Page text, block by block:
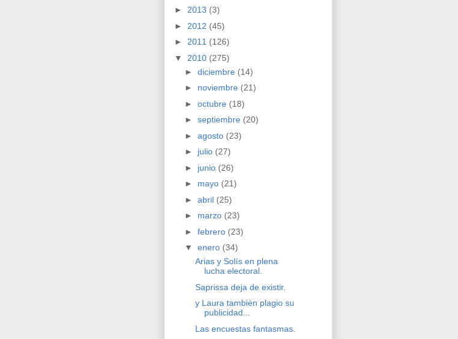
► 2013 (3)
► 2012 (45)
► 2011 (126)
▼ 2010 (275)
► diciembre (14)
► noviembre (21)
► octubre (18)
► septiembre (20)
► agosto (23)
► julio (27)
► junio (26)
► mayo (21)
► abril (25)
► marzo (23)
► febrero (23)
▼ enero (34)
Arias y Solís en plena
lucha electoral.
Saprissa deja de existir.
y Laura también plagio su
publicidad...
Las encuestas fantasmas.